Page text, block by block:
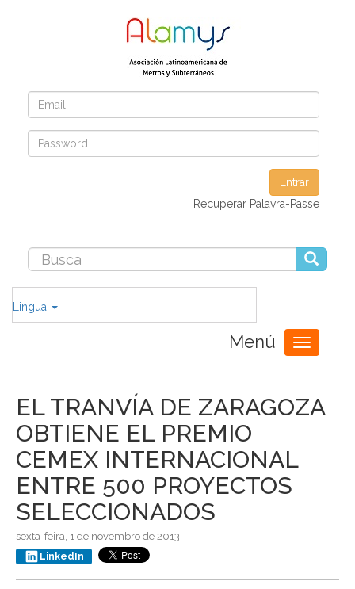
Entrar
Recuperar Palavra-Passe
Lingua
Menú
Toggle
navigation
EL TRANVÍA DE ZARAGOZA
OBTIENE EL PREMIO
CEMEX INTERNACIONAL
ENTRE 500 PROYECTOS
SELECCIONADOS
sexta-feira, 1 de novembro de 2013
LinkedIn